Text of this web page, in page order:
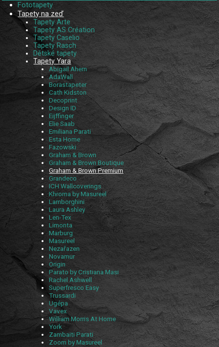
Fototapety
Tapety na zeď
Tapety Arte
Tapety AS Création
Tapety Caselio
Tapety Rasch
Dětské tapety
Tapety Yara
Abigail Ahern
AdaWall
Borastapeter
Cath Kidston
Decoprint
Design ID
Eijffinger
Elie Saab
Emiliana Parati
Esta Home
Fazowski
Graham & Brown
Graham & Brown Boutique
Graham & Brown Premium
Grandeco
ICH Wallcoverings
Khroma by Masureel
Lamborghini
Laura Ashley
Len-Tex
Limonta
Marburg
Masureel
Nezařazen
Novamur
Origin
Parato by Cristiana Masi
Rachel Ashwell
Superfresco Easy
Trussardi
Ugépa
Vavex
William Morris At Home
York
Zambaiti Parati
Zoom by Masureel